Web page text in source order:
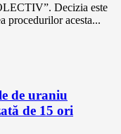
Decizia este
procedurilor acesta...
de uraniu
de 15 ori